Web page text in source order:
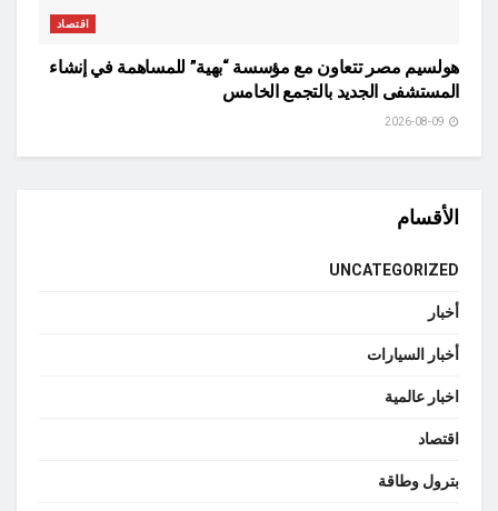
اقتصاد
هولسيم مصر تتعاون مع مؤسسة “بهية” للمساهمة في إنشاء
المستشفى الجديد بالتجمع الخامس
الأقسام
UNCATEGORIZED
أخبار
أخبار السيارات
اخبار عالمية
اقتصاد
بترول وطاقة